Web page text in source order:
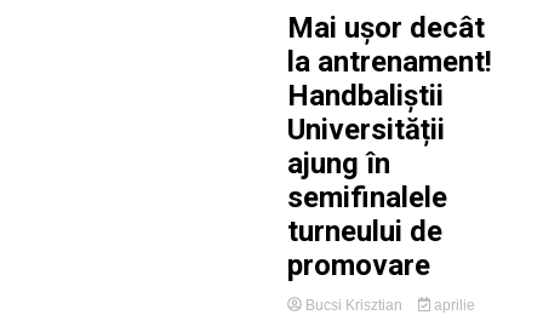
Mai ușor decât
la antrenament!
Handbaliștii
Universității
ajung în
semifinalele
turneului de
promovare
Bucsi Krisztian
aprilie